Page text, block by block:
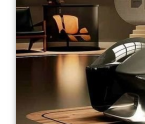
Политика
Природа
Философия
Разное
Сотрудничество
Размещение рекламы
Для правообладателей
Условия предоставления
Отказ от ответственности